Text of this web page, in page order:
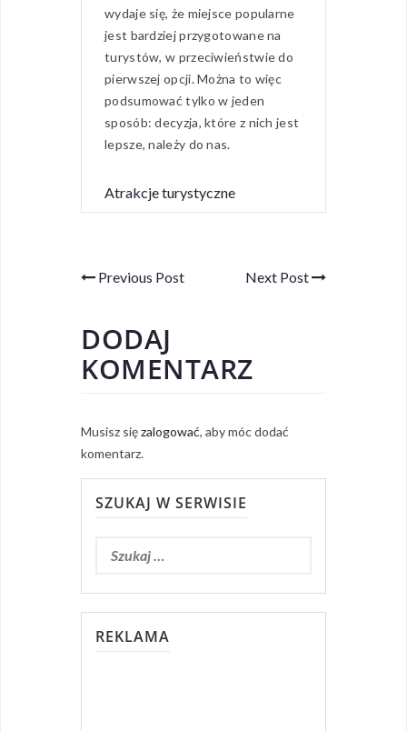
wydaje się, że miejsce popularne
jest bardziej przygotowane na
turystów, w przeciwieństwie do
pierwszej opcji. Można to więc
podsumować tylko w jeden
sposób: decyzja, które z nich jest
lepsze, należy do nas.
Atrakcje turystyczne
Previous Post Next Post
DODAJ
KOMENTARZ
Musisz sięzalogować, aby móc dodać
komentarz.
SZUKAJ W SERWISIE
REKLAMA